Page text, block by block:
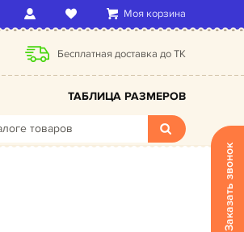
Моя корзина
Бесплатная доставка до ТК
ТАБЛИЦА РАЗМЕРОВ
Заказать звонок